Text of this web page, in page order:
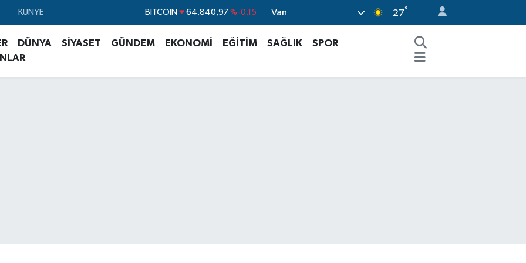
KÜNYE DOLAR 47,7436 %0.18
GRAM ALTIN 6660.55 %0
Van 27°
DÜNYA SİYASET GÜNDEM EKONOMİ EĞİTİM SAĞLIK
SPOR